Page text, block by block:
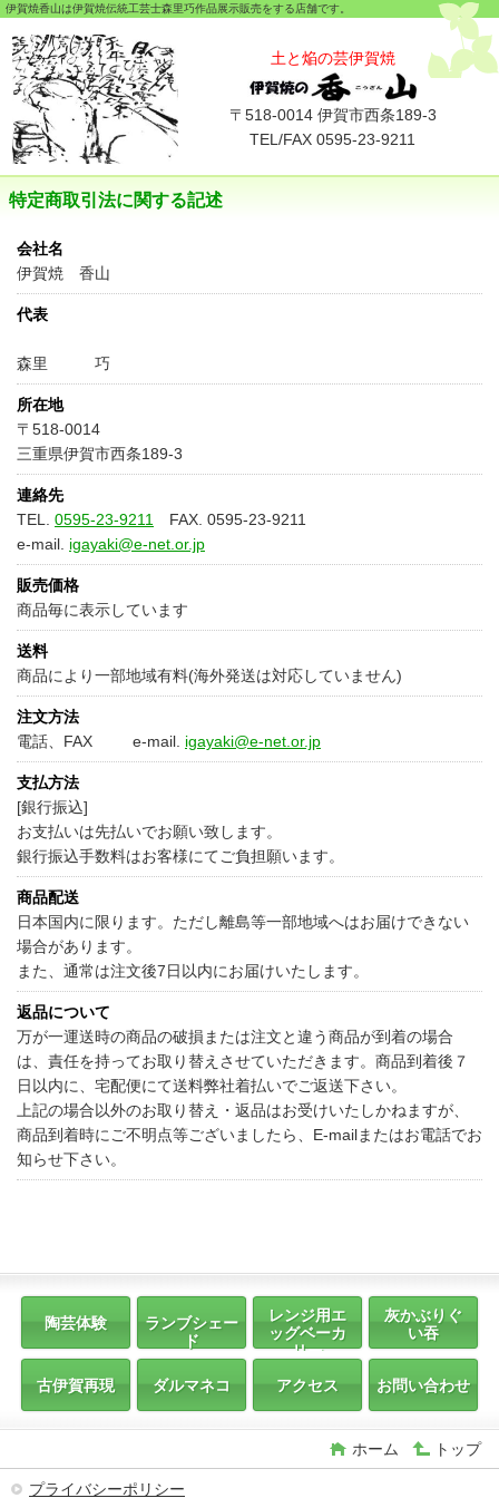
本文へスキップ
伊賀焼香山は伊賀焼伝統工芸士森里巧作品展示販売をする店舗です。
土と焔の芸伊賀焼
〒518-0014 伊賀市西条189-3
TEL/FAX 0595-23-9211
特定商取引法に関する記述
会社名
伊賀焼 香山
代表
森里 巧
所在地
〒518-0014
三重県伊賀市西条189-3
連絡先
TEL. 0595-23-9211
FAX. 0595-23-9211
e-mail. igayaki@e-net.or.jp
販売価格
商品毎に表示しています
送料
商品により一部地域有料(海外発送は対応していません)
注文方法
電話、FAX e-mail. igayaki@e-net.or.jp
支払方法
[銀行振込]
お支払いは先払いでお願い致します。
銀行振込手数料はお客様にてご負担願います。
商品配送
日本国内に限ります。ただし離島等一部地域へはお届けできない
場合があります。
また、通常は注文後7日以内にお届けいたします。
返品について
万が一運送時の商品の破損または注文と違う商品が到着の場合
は、責任を持ってお取り替えさせていただきます。商品到着後７
日以内に、宅配便にて送料弊社着払いでご返送下さい。
上記の場合以外のお取り替え・返品はお受けいたしかねますが、
商品到着時にご不明点等ございましたら、E-mailまたはお電話でお
知らせ下さい。
陶芸体験
ランブシェー
ド
レンジ用エ
ッグベーカ
リー
灰かぶりぐ
い吞
古伊賀再現 ダルマネコ アクセス お問い合わせ
ホーム トップ
プライバシーポリシー